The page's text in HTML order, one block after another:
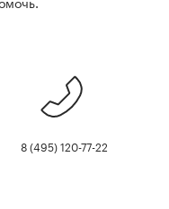
8 (495) 120-77-22